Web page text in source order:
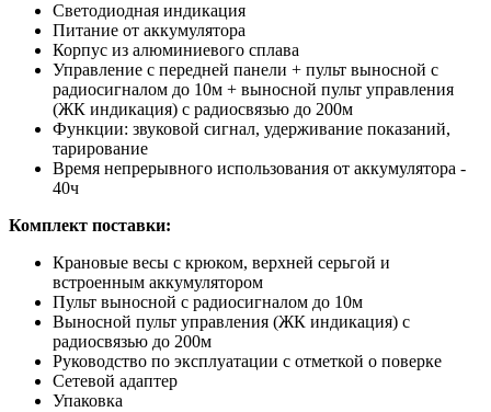
Светодиодная индикация
Питание от аккумулятора
Корпус из алюминиевого сплава
Управление с передней панели + пульт выносной с
радиосигналом до 10м + выносной пульт управления
(ЖК индикация) с радиосвязью до 200м
Функции: звуковой сигнал, удерживание показаний,
тарирование
Время непрерывного использования от аккумулятора -
40ч
Комплект поставки:
Крановые весы с крюком, верхней серьгой и
встроенным аккумулятором
Пульт выносной с радиосигналом до 10м
Выносной пульт управления (ЖК индикация) с
радиосвязью до 200м
Руководство по эксплуатации с отметкой о поверке
Сетевой адаптер
Упаковка